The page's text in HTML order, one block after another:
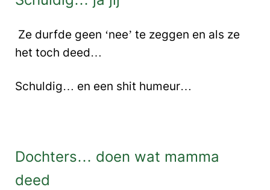
Ze durfde geen ‘nee’ te zeggen en als ze
het toch deed…
Schuldig… en een shit humeur…
Dochters… doen wat mamma
deed